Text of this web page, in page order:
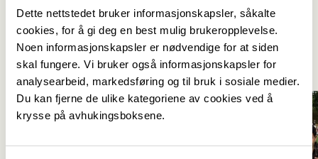
Dette nettstedet bruker informasjonskapsler, såkalte
cookies, for å gi deg en best mulig brukeropplevelse.
Noen informasjonskapsler er nødvendige for at siden
skal fungere. Vi bruker også informasjonskapsler for
analysearbeid, markedsføring og til bruk i sosiale medier.
Du kan fjerne de ulike kategoriene av cookies ved å
krysse på avhukingsboksene.
Aktuelt
Se alle->